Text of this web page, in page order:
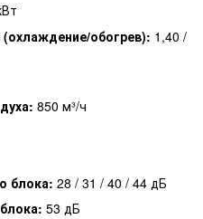
обогрев): 1,40 /
850 м³/ч
блока: 28 / 31 / 40 / 44 дБ
53 дБ